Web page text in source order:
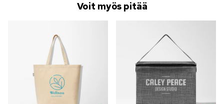
Voit myös pitää